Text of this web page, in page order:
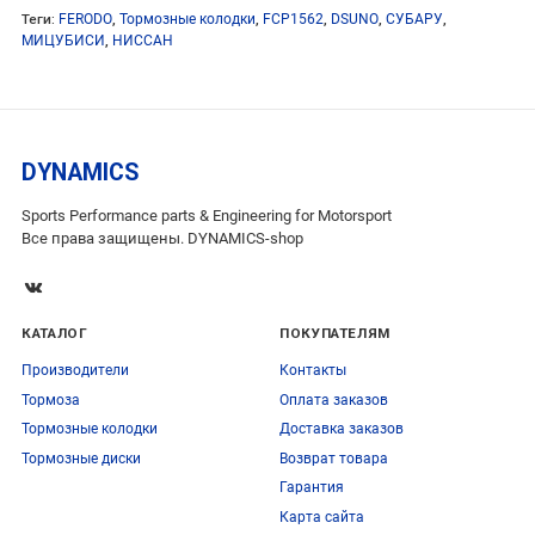
Теги: FERODO, Тормозные колодки, FCP1562, DSUNO, СУБАРУ,
МИЦУБИСИ, НИССАН
DYNAMICS
Sports Performance parts & Engineering for Motorsport
Все права защищены. DYNAMICS-shop
КАТАЛОГ
Производители
Тормоза
Тормозные колодки
Тормозные диски
ПОКУПАТЕЛЯМ
Контакты
Оплата заказов
Доставка заказов
Возврат товара
Гарантия
Карта сайта